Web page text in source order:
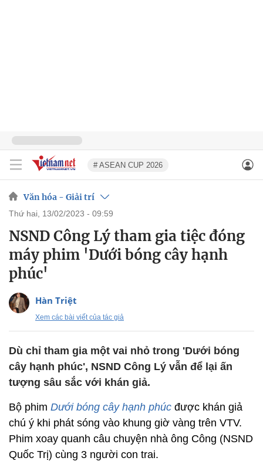
# ASEAN CUP 2026
Văn hóa - Giải trí
thứ hai, 13/02/2023 - 09:59
NSND Công Lý tham gia tiệc đóng
máy phim 'Dưới bóng cây hạnh
phúc'
Hàn Triệt
Xem các bài viết của tác giả
Dù chỉ tham gia một vai nhỏ trong 'Dưới bóng
cây hạnh phúc', NSND Công Lý vẫn để lại ấn
tượng sâu sắc với khán giả.
Bộ phim Dưới bóng cây hạnh phúc được khán giả
chú ý khi phát sóng vào khung giờ vàng trên VTV.
Phim xoay quanh câu chuyện nhà ông Công (NSND
Quốc Trị) cùng 3 người con trai.